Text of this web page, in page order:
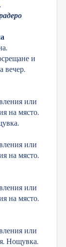
и
вечер.
или
на място.
или
на място.
или
на място.
или
Нощувка.